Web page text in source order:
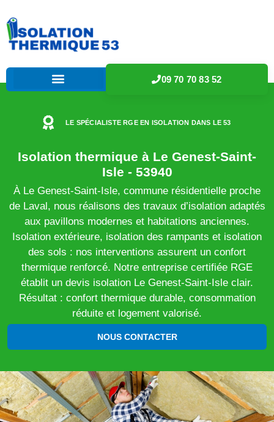
09 70 70 83 52
LE SPÉCIALISTE RGE EN ISOLATION DANS LE 53
Isolation thermique à Le Genest-Saint-
Isle - 53940
À Le Genest-Saint-Isle, commune résidentielle proche
de Laval, nous réalisons des travaux d’isolation adaptés
aux pavillons modernes et habitations anciennes.
Isolation extérieure, isolation des rampants et isolation
des sols : nos interventions assurent un confort
thermique renforcé. Notre entreprise certifiée RGE
établit un devis isolation Le Genest-Saint-Isle clair.
Résultat : confort thermique durable, consommation
réduite et logement valorisé.
NOUS CONTACTER